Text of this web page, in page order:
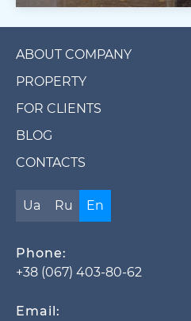
ABOUT COMPANY
PROPERTY
FOR CLIENTS
BLOG
CONTACTS
Ua Ru En
Phone:
+38 (067) 403-80-62
Email: